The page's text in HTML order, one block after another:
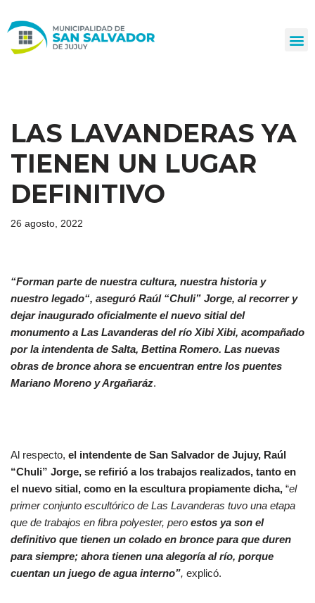
al
LAS LAVANDERAS YA
TIENEN UN LUGAR
DEFINITIVO
26 agosto, 2022
“Forman parte de nuestra cultura, nuestra historia y
nuestro legado“, aseguró Raúl “Chuli” Jorge, al recorrer y
dejarinaugurado oficialmente el nuevo sitial del
monumento a Las Lavanderas del río Xibi Xibi, acompañado
por la intendenta de Salta, Bettina Romero. Las nuevas
obras de bronce ahora se encuentran entre los puentes
Mariano Moreno y Argañaráz.
Al respecto, el intendente de San Salvador de Jujuy, Raúl
“Chuli” Jorge, se refirió a los trabajos realizados, tanto en
el nuevo sitial, como en la escultura propiamente dicha, “el
primer conjunto escultórico de Las Lavanderas tuvo una etapa
que de trabajos en fibra polyester, pero estos ya son el
definitivo que tienen un colado en bronce para que duren
para siempre; ahora tienen una alegoría al río, porque
cuentan un juego de agua interno”, explicó.